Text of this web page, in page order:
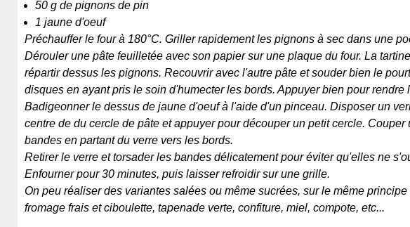
50 g de pignons de pin
1 jaune d'oeuf
Préchauffer le four à 180°C. Griller rapidement les pignons à sec dans une
Dérouler une pâte feuilletée avec son papier sur une plaque du four. La
répartir dessus les pignons. Recouvrir avec l'autre pâte et souder bien le
disques en ayant pris le soin d'humecter les bords. Appuyer bien pour rendre
Badigeonner le dessus de jaune d'oeuf à l'aide d'un pinceau. Disposer un
centre de du cercle de pâte et appuyer pour découper un petit cercle. Couper
bandes en partant du verre vers les bords.
Retirer le verre et torsader les bandes délicatement pour éviter qu'elles ne
Enfourner pour 30 minutes, puis laisser refroidir sur une grille.
On peu réaliser des variantes salées ou même sucrées, sur le même principe
fromage frais et ciboulette, tapenade verte, confiture, miel, compote, etc...